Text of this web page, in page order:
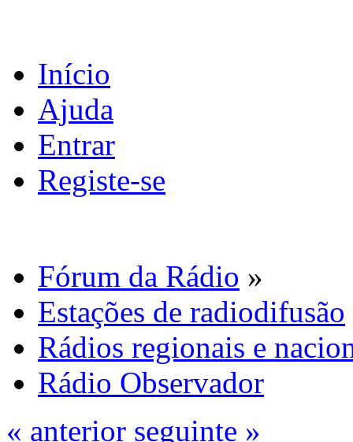
Início
Ajuda
Entrar
Registe-se
Fórum da Rádio »
Estações de radiodifusão
Rádios regionais e
Rádio Observador
« anterior seguinte »